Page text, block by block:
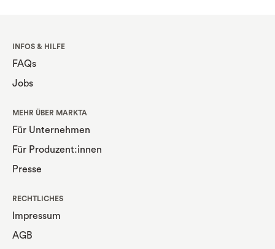
INFOS & HILFE
FAQs
Jobs
MEHR ÜBER MARKTA
Für Unternehmen
Für Produzent:innen
Presse
RECHTLICHES
Impressum
AGB